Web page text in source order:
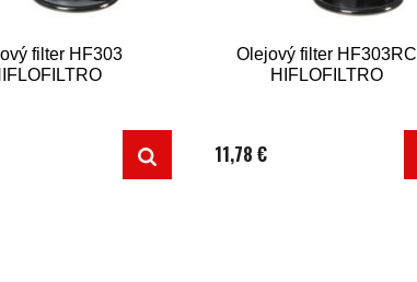
filter HF303
Olejový filter HF303RC
HIFLOFILTRO
11,78 €